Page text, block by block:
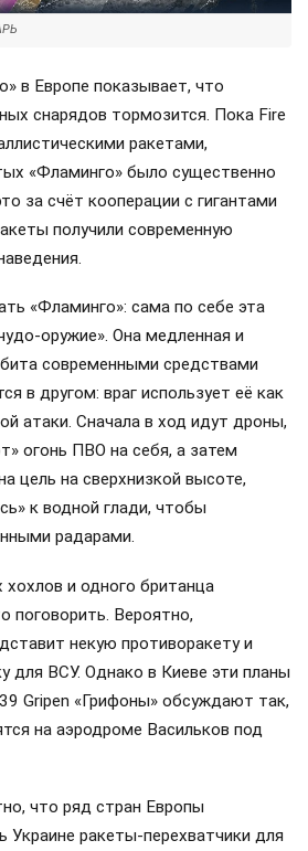
в Европе показывает, что
снарядов тормозится. Пока Fire
ракетами,
«Фламинго» было существенно
за счёт кооперации с гигантами
получили современную
«Фламинго»: сама по себе эта
оружие». Она медленная и
современными средствами
в другом: враг использует её как
атаки. Сначала в ход идут дроны,
огонь ПВО на себя, а затем
цель на сверхнизкой высоте,
к водной глади, чтобы
радарами.
и одного британца
поговорить. Вероятно,
некую противоракету и
для ВСУ. Однако в Киеве эти планы
Gripen «Грифоны» обсуждают так,
на аэродроме Васильков под
что ряд стран Европы
Украине ракеты-перехватчики для